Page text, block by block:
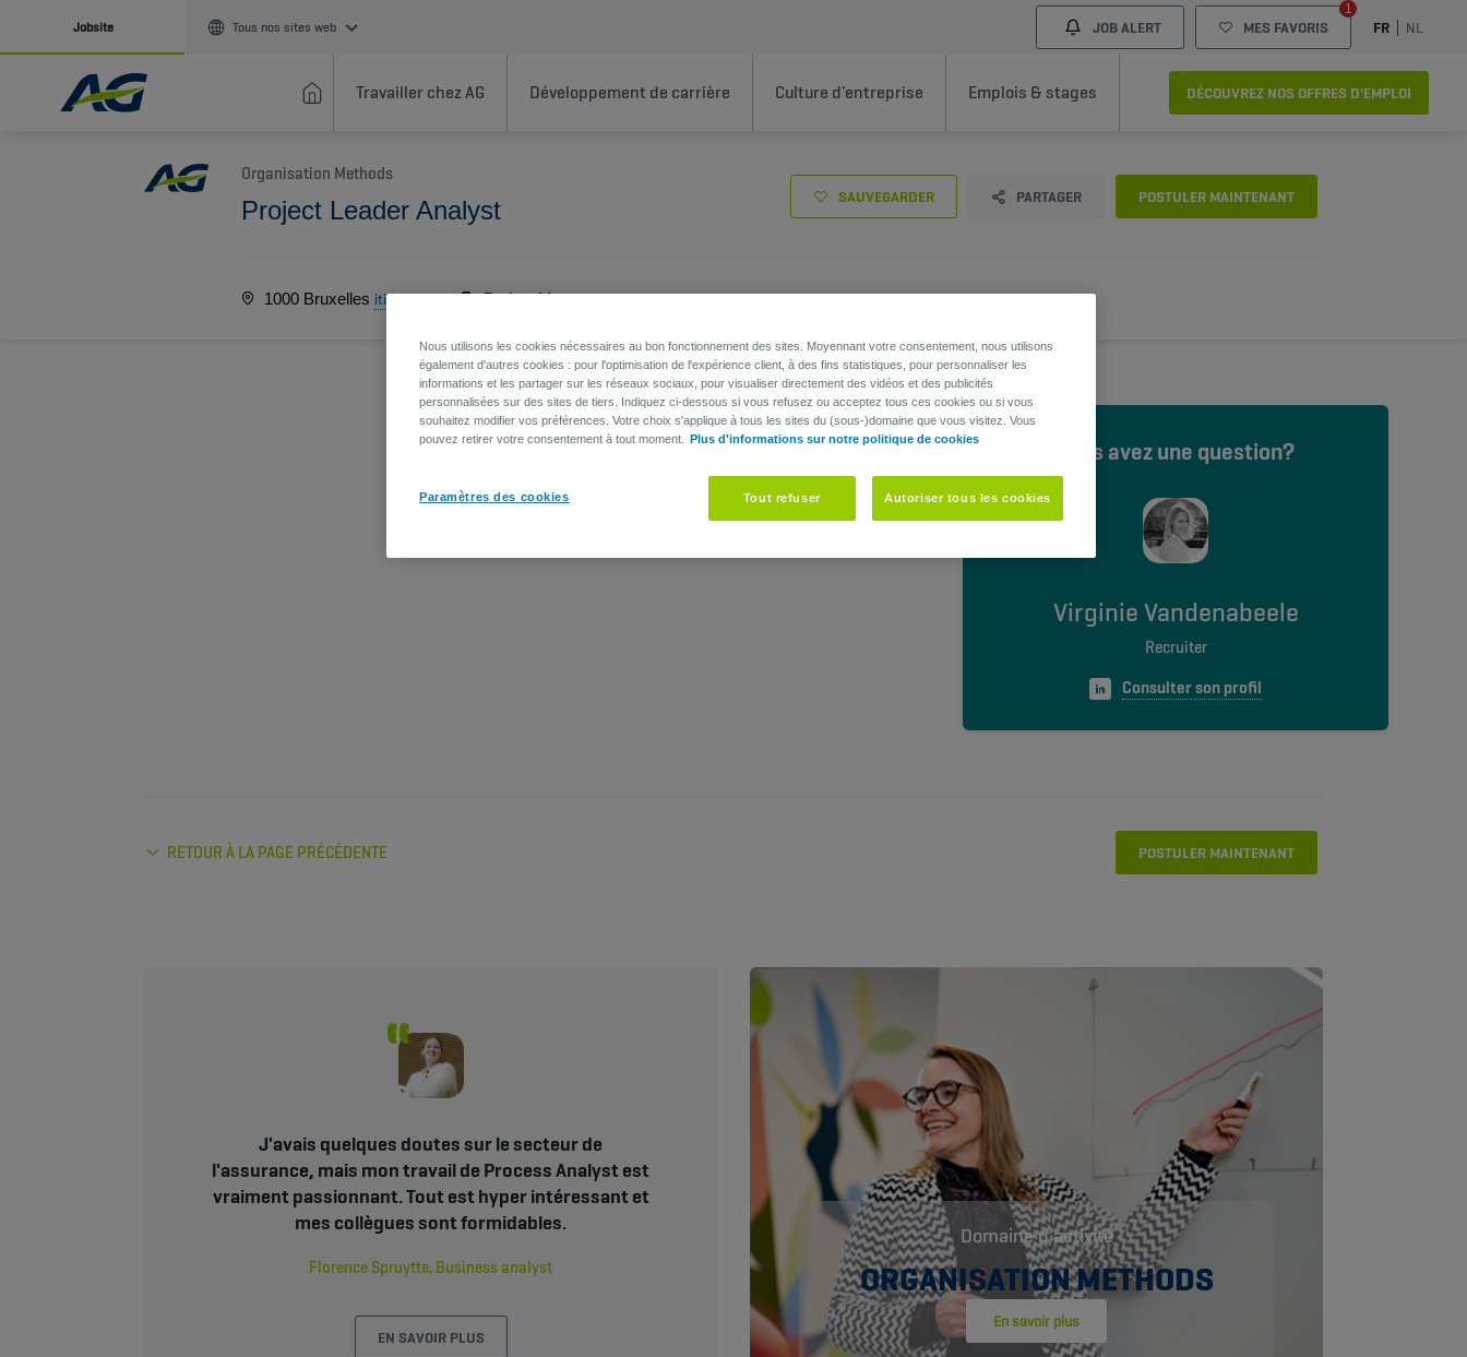
Jobsite Tous nos sites web JOB ALERT MES FAVORIS
1
FR NL
Travailler chez AG Développement de carrière Culture d'entreprise Emplois & stages DÉCOUVREZ NOS OFFRES D'EMPLOI
Organisation Methods
Project Leader Analyst SAUVEGARDER PARTAGER POSTULER MAINTENANT
1000 Bruxelles itinéraire Project Manager
Vous avez une question?
Virginie Vandenabeele
Recruiter
Consulter son profil
RETOUR À LA PAGE PRÉCÉDENTE POSTULER MAINTENANT
J'avais quelques doutes sur le secteur de
l'assurance, mais mon travail de Process Analyst est
vraiment passionnant. Tout est hyper intéressant et
mes collègues sont formidables.
Florence Spruytte, Business analyst
EN SAVOIR PLUS
Domaine d'activité
ORGANISATION METHODS
En savoir plus
Nous utilisons les cookies nécessaires au bon fonctionnement des sites. Moyennant votre consentement, nous utilisons
également d'autres cookies : pour l'optimisation de l'expérience client, à des fins statistiques, pour personnaliser les
informations et les partager sur les réseaux sociaux, pour visualiser directement des vidéos et des publicités
personnalisées sur des sites de tiers. Indiquez ci-dessous si vous refusez ou acceptez tous ces cookies ou si vous
souhaitez modifier vos préférences. Votre choix s'applique à tous les sites du (sous-)domaine que vous visitez. Vous
pouvez retirer votre consentement à tout moment.
Plus d'informations sur notre politique de cookies
Paramètres des cookies Tout refuser Autoriser tous les cookies